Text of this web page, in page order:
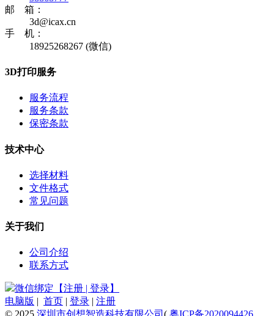
邮 箱：
3d@icax.cn
手 机：
18925268267 (微信)
3D打印服务
服务流程
服务条款
保密条款
技术中心
选择材料
文件格式
常见问题
关于我们
公司介绍
联系方式
微信绑定【注册 | 登录】
电脑版 | 首页 | 登录 | 注册